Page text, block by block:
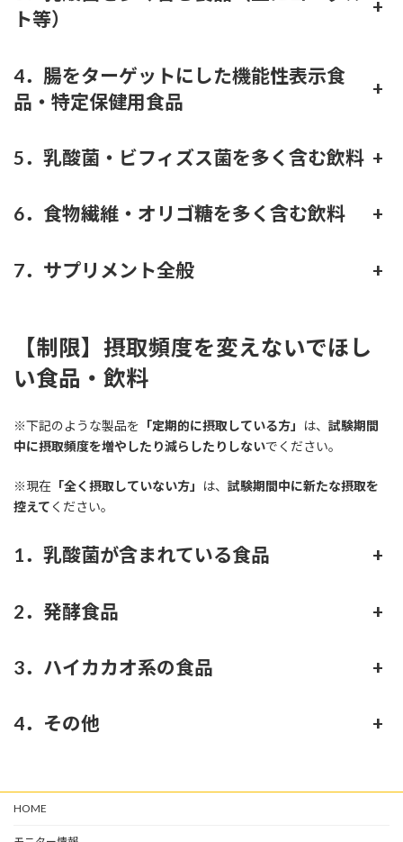
ト等）
+
4．腸をターゲットにした機能性表示食
品・特定保健用食品
+
5．乳酸菌・ビフィズス菌を多く含む飲料 +
6．食物繊維・オリゴ糖を多く含む飲料 +
7．サプリメント全般 +
【制限】摂取頻度を変えないでほし
い食品・飲料
※下記のような製品を 「定期的に摂取している方」 は、 試験期間
中に摂取頻度を増やしたり減らしたりしないでください。
※現在 「全く摂取していない方」 は、 試験期間中に新たな摂取を
控えて ください。
1．乳酸菌が含まれている食品 +
2．発酵食品 +
3．ハイカカオ系の食品 +
4．その他 +
HOME